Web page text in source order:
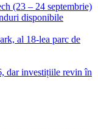
(23 – 24 septembrie)
disponibile
al 18-lea parc de
dar investițiile revin în